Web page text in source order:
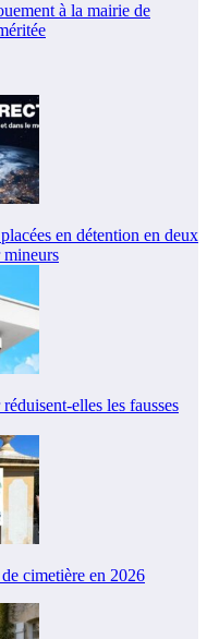
à la mairie de
en détention en deux
mineurs
elles les fausses
cimetière en 2026